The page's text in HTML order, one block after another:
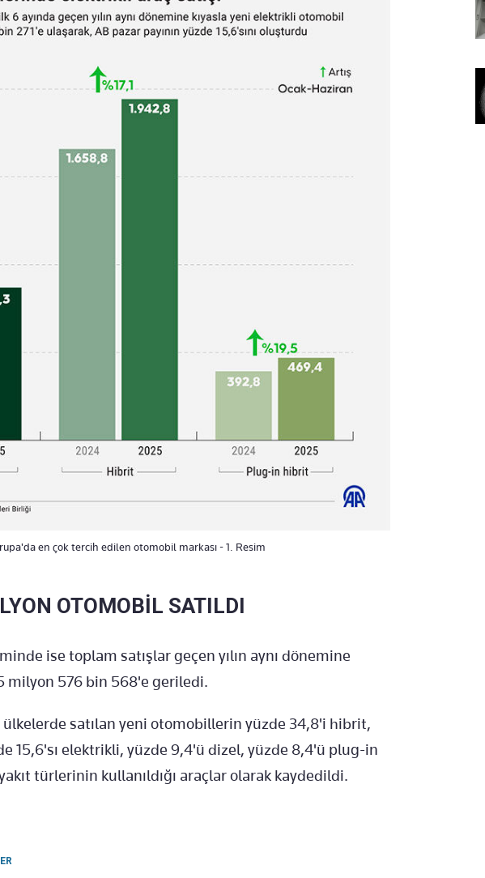
en çok tercih edilen otomobil markası - 1. Resim
OTOMOBİL SATILDI
ise toplam satışlar geçen yılın aynı dönemine
milyon 576 bin 568'e geriledi.
satılan yeni otomobillerin yüzde 34,8'i hibrit,
15,6'sı elektrikli, yüzde 9,4'ü dizel, yüzde 8,4'ü plug-in
türlerinin kullanıldığı araçlar olarak kaydedildi.